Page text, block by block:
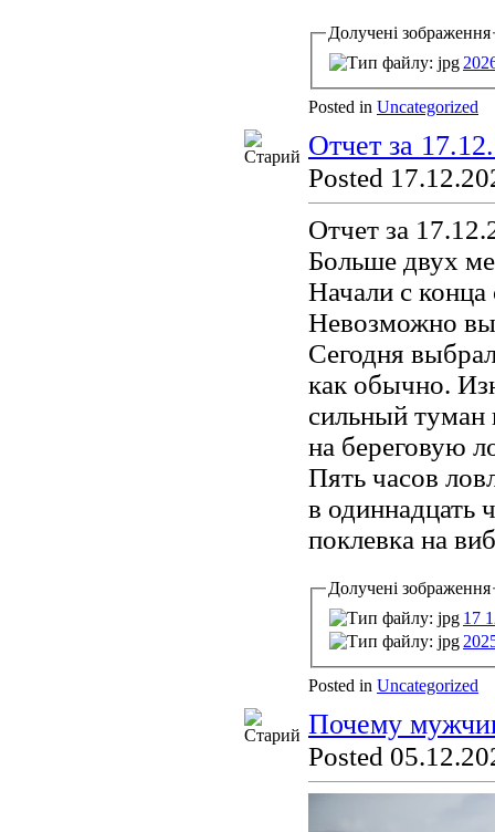
Долучені зображення
Posted in Uncategorized
Отчет за
Posted
Отчет за
Больше двух
Начали с
Невозможно
Сегодня
как обычно.
сильный туман
на береговую
Пять часов
в одиннадцать
поклевка на
Долучені зображення
17
Posted in Uncategorized
Почему
Posted